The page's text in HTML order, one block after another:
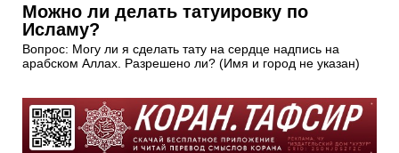
Можно ли делать татуировку по
Исламу?
Вопрос: Могу ли я сделать тату на сердце надпись на
арабском Аллах. Разрешено ли? (Имя и город не указан)